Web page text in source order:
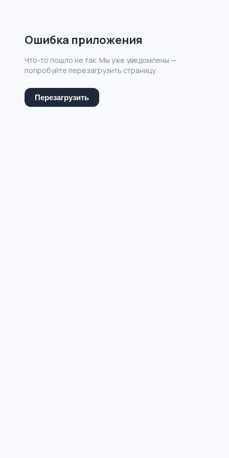
Ошибка приложения
Что-то пошло не так. Мы уже уведомлены —
попробуйте перезагрузить страницу.
Перезагрузить